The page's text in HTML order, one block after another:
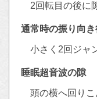
2回転目の後に
通常時の振り向き
小さく2回ジャ
睡眠超音波の隙
頭の横へ回り